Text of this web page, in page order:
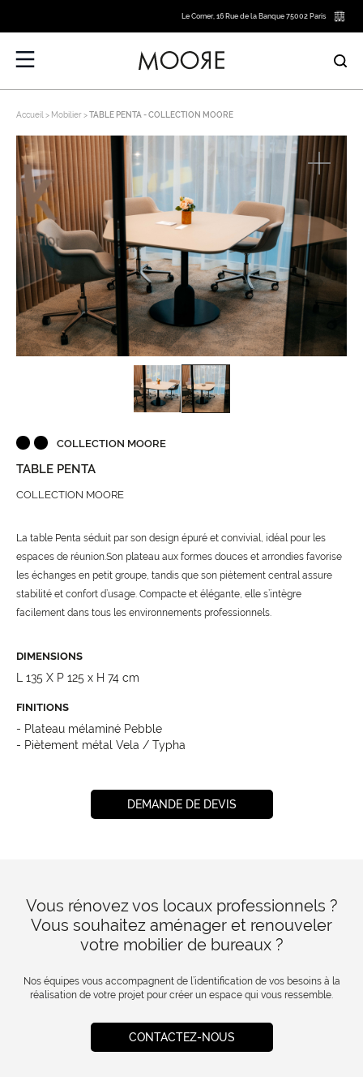
Le Corner, 16 Rue de la Banque 75002 Paris
Accueil Mobilier TABLE PENTA - COLLECTION MOORE
COLLECTION MOORE
TABLE PENTA
COLLECTION MOORE
La table Penta séduit par son design épuré et convivial, idéal pour les
espaces de réunion.​ Son plateau aux formes douces et arrondies favorise
les échanges en petit groupe, tandis que son piètement central assure
stabilité et confort d’usage. Compacte et élégante, elle s’intègre
facilement dans tous les environnements professionnels.
DIMENSIONS
L 135 X P 125 x H 74 cm​
FINITIONS
- Plateau mélaminé Pebble
- Piètement métal Vela / Typha
DEMANDE DE DEVIS
Vous rénovez vos locaux professionnels ?
Vous souhaitez aménager et renouveler
votre mobilier de bureaux ?
Nos équipes vous accompagnent de l’identification de vos besoins à la
réalisation de votre projet pour créer un espace qui vous ressemble.
CONTACTEZ-NOUS